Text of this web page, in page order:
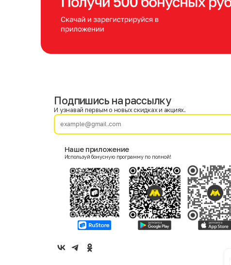
Фамилия
Женский
Согласие на получение чеков по электронной почте
Подпишись на рассылку
И узнавай первым о новых скидках и акциях.
Наше приложение
Используй бонусную программу по полной!